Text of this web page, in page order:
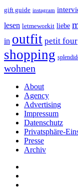
gift guide instagram
lesen letmeworkit liebe
in outfit petit four
shopping
wohnen
About
Agency
Advertising
Impressum
Datenschutz
Privatsphäre-
Presse
Archiv